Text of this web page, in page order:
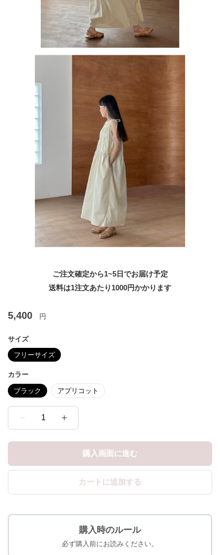
ご注文確定から1~5日でお届け予定
送料は1注文あたり 1000円かかります
5,400 円
サイズ
フリーサイズ
カラー
ブラック アプリコット
1
購入画面に進む
カートに追加する
購入時のルール
必ず購入前にお読みください。